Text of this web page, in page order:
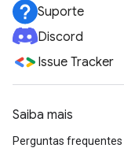
Suporte
Discord
Issue Tracker
Saiba mais
Perguntas frequentes